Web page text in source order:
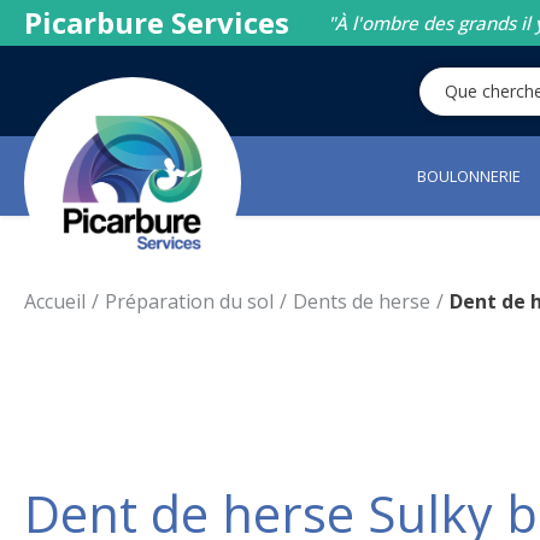
Picarbure Services "À l'ombre des grands
BOULONNERIE
Accueil Préparation du sol Dents de herse Dent de
Dent de herse Sulky